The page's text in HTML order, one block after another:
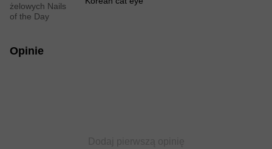
żelowych Nails
of the Day
Opinie